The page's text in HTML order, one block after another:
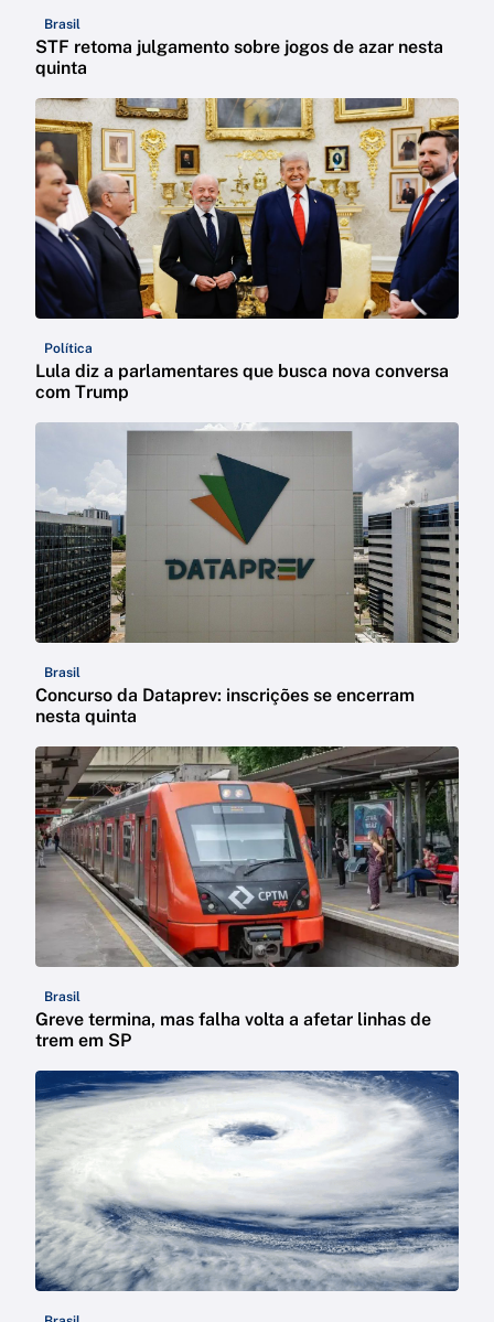
Brasil
STF retoma julgamento sobre jogos de azar nesta
quinta
Política
Lula diz a parlamentares que busca nova conversa
com Trump
Brasil
Concurso da Dataprev: inscrições se encerram
nesta quinta
Brasil
Greve termina, mas falha volta a afetar linhas de
trem em SP